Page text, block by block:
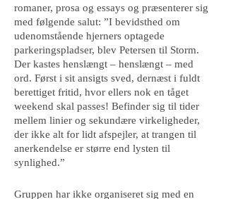
romaner, prosa og essays og præsenterer sig
med følgende salut: ”I bevidsthed om
udenomstående hjerners optagede
parkeringspladser, blev Petersen til Storm.
Der kastes henslængt – henslængt – med
ord. Først i sit ansigts sved, dernæst i fuldt
berettiget fritid, hvor ellers nok en tåget
weekend skal passes! Befinder sig til tider
mellem linier og sekundære virkeligheder,
der ikke alt for lidt afspejler, at trangen til
anerkendelse er større end lysten til
synlighed.”
Gruppen har ikke organiseret sig med en